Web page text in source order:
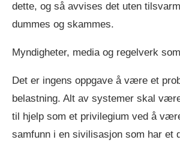
dette, og så avvises det uten
dummes og skammes.
Myndigheter, media og regelverk
Det er ingens oppgave å være et
belastning. Alt av systemer skal
til hjelp som et privilegium ved å
samfunn i en sivilisasjon som har et